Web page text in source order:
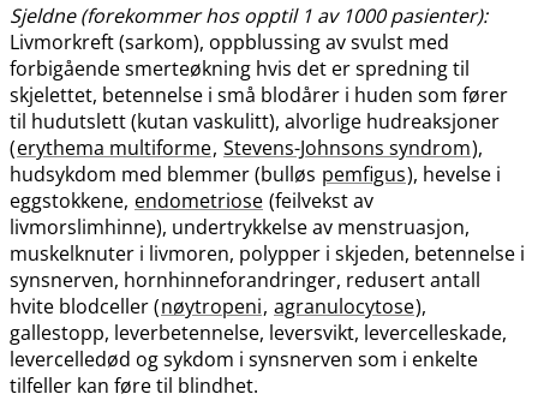
Sjeldne (forekommer hos opptil 1 av 1000 pasienter):
Livmorkreft (sarkom), oppblussing av svulst med
forbigående smerteøkning hvis det er spredning til
skjelettet, betennelse i små blodårer i huden som fører
til hudutslett (kutan vaskulitt), alvorlige hudreaksjoner
(erythema multiforme, Stevens-Johnsons syndrom),
hudsykdom med blemmer (bulløs pemfigus), hevelse i
eggstokkene, endometriose (feilvekst av
livmorslimhinne), undertrykkelse av menstruasjon,
muskelknuter i livmoren, polypper i skjeden, betennelse i
synsnerven, hornhinneforandringer, redusert antall
hvite blodceller (nøytropeni, agranulocytose),
gallestopp, leverbetennelse, leversvikt, levercelleskade,
levercelledød og sykdom i synsnerven som i enkelte
tilfeller kan føre til blindhet.